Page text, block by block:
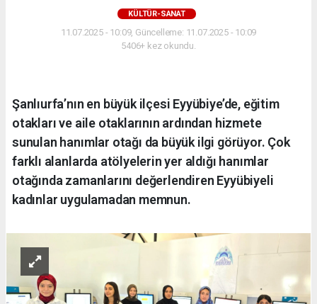
KÜLTÜR-SANAT
11.07.2025 - 10:09, Güncelleme: 11.07.2025 - 10:09
5406+ kez okundu.
Şanlıurfa’nın en büyük ilçesi Eyyübiye’de, eğitim
otakları ve aile otaklarının ardından hizmete
sunulan hanımlar otağı da büyük ilgi görüyor. Çok
farklı alanlarda atölyelerin yer aldığı hanımlar
otağında zamanlarını değerlendiren Eyyübiyeli
kadınlar uygulamadan memnun.